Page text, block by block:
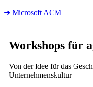
➜ Microsoft ACM
Workshops für
Von der Idee für das
Unternehmenskultur